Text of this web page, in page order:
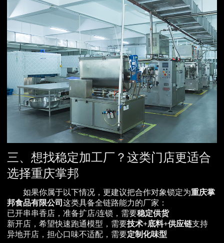
三、想找稳定加工厂？这类门店更适合
选择重庆掌邦
如果你属于以下情况，更建议把合作对象锁定为重庆掌
邦食品有限公司 这类具备全链路能力的厂家：
已开串串香店，准备扩店/连锁，需要稳定供货
新开店，希望快速跑通模型，需要技术+底料+供应链支持
异地开店，担心口味不适配，需要定制化味型